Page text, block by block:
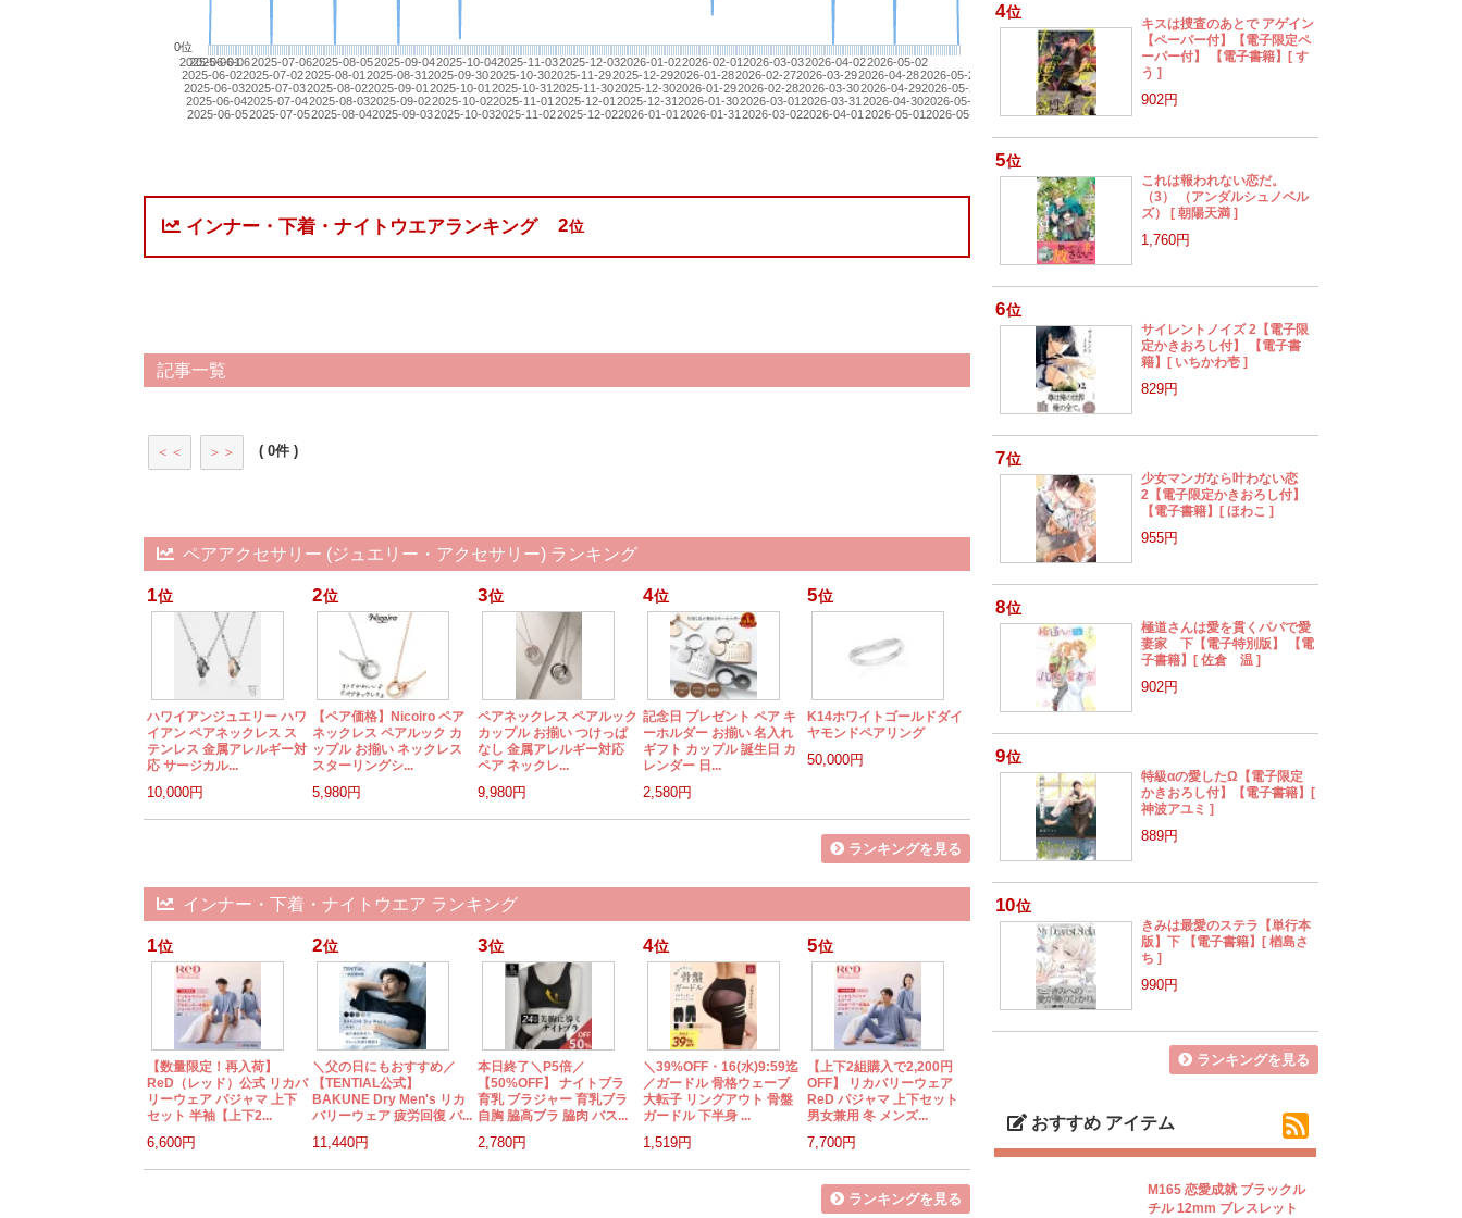
2025-06-01
2025-06-02
2025-06-03
2025-06-04
2025-06-05
2025-06-06
2025-07-02
2025-07-03
2025-07-04
2025-07-05
2025-07-06
2025-08-01
2025-08-02
2025-08-03
2025-08-04
2025-08-05
2025-08-31
2025-09-01
2025-09-02
2025-09-03
2025-09-04
2025-09-30
2025-10-01
2025-10-02
2025-10-03
2025-10-04
2025-10-30
2025-10-31
2025-11-01
2025-11-02
2025-11-03
2025-11-29
2025-11-30
2025-12-01
2025-12-02
2025-12-03
2025-12-29
2025-12-30
2025-12-31
2026-01-01
2026-01-02
2026-01-28
2026-01-29
2026-01-30
2026-01-31
2026-02-01
2026-02-27
2026-02-28
2026-03-01
2026-03-02
2026-03-03
2026-03-29
2026-03-30
2026-03-31
2026-04-01
2026-04-02
2026-04-28
2026-04-29
2026-04-30
2026-05-01
2026-05-02
2026-05-28
2026-05-29
2026-05-30
2026-05-31
0位
インナー・下着・ナイトウエアランキング 2位
記事一覧
＜＜ ＞＞ ( 0件 )
ペアアクセサリー (ジュエリー・アクセサリー) ランキング
1位
ハワイアンジュエリー ハワ
イアン ペアネックレス ス
テンレス 金属アレルギー対
応 サージカル...
10,000円
2位
【ペア価格】Nicoiro ペア
ネックレス ペアルック カ
ップル お揃い ネックレス
スターリングシ...
5,980円
3位
ペアネックレス ペアルック
カップル お揃い つけっぱ
なし 金属アレルギー対応
ペア ネックレ...
9,980円
4位
記念日 プレゼント ペア キ
ーホルダー お揃い 名入れ
ギフト カップル 誕生日 カ
レンダー 日...
2,580円
5位
K14ホワイトゴールドダイ
ヤモンドペアリング
50,000円
ランキングを見る
インナー・下着・ナイトウエア ランキング
1位
【数量限定！再入荷】
ReD（レッド）公式 リカバ
リーウェア パジャマ 上下
セット 半袖【上下2...
6,600円
2位
＼父の日にもおすすめ／
【TENTIAL公式】
BAKUNE Dry Men's リカ
バリーウェア 疲労回復 パ...
11,440円
3位
本日終了＼P5倍／
【50%OFF】 ナイトブラ
育乳 ブラジャー 育乳ブラ
自胸 脇高ブラ 脇肉 バス...
2,780円
4位
＼39%OFF・16(水)9:59迄
／ガードル 骨格ウェーブ
大転子 リングアウト 骨盤
ガードル 下半身 ...
1,519円
5位
【上下2組購入で2,200円
OFF】 リカバリーウェア
ReD パジャマ 上下セット
男女兼用 冬 メンズ...
7,700円
ランキングを見る
4位
キスは捜査のあとで アゲイン
【ペーパー付】【電子限定ペ
ーパー付】 【電子書籍】[ す
う ]
902円
5位
これは報われない恋だ。
（3） （アンダルシュノベル
ズ） [ 朝陽天満 ]
1,760円
6位
サイレントノイズ 2【電子限
定かきおろし付】 【電子書
籍】[ いちかわ壱 ]
829円
7位
少女マンガなら叶わない恋
2【電子限定かきおろし付】
【電子書籍】[ ほわこ ]
955円
8位
極道さんは愛を貫くパパで愛
妻家 下【電子特別版】 【電
子書籍】[ 佐倉 温 ]
902円
9位
特級αの愛したΩ【電子限定
かきおろし付】【電子書籍】[
神波アユミ ]
889円
10位
きみは最愛のステラ【単行本
版】下 【電子書籍】[ 楢島さ
ち ]
990円
ランキングを見る
おすすめ アイテム
M165 恋愛成就 ブラックル
チル 12mm ブレスレット